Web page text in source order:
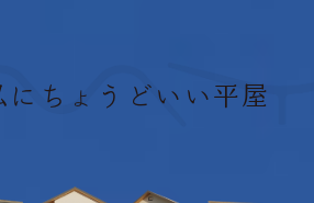
にちょうどいい平屋